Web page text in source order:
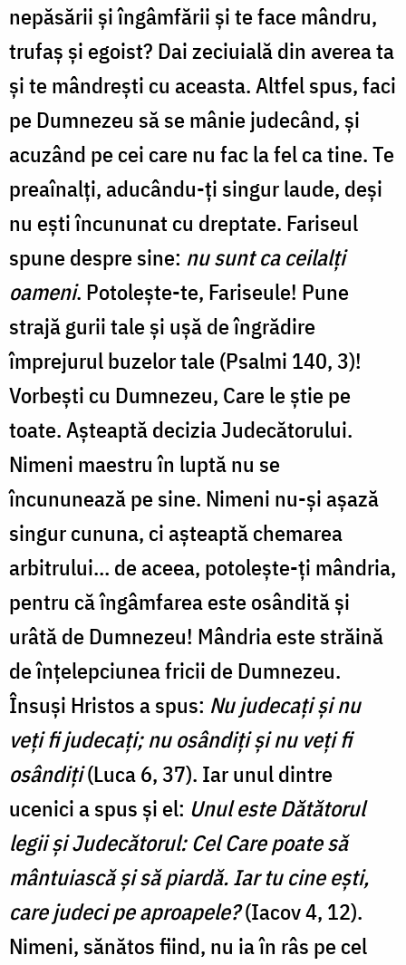
nepăsării și îngâmfării și te face mândru,
trufaș și egoist? Dai zeciuială din averea ta
și te mândrești cu aceasta. Altfel spus, faci
pe Dumnezeu să se mânie judecând, și
acuzând pe cei care nu fac la fel ca tine. Te
preaînalți, aducându-ți singur laude, deși
nu ești încununat cu dreptate. Fariseul
spune despre sine: nu sunt ca ceilalţi
oameni. Potolește-te, Fariseule! Pune
strajă gurii tale şi uşă de îngrădire
împrejurul buzelor tale (Psalmi 140, 3)!
Vorbești cu Dumnezeu, Care le știe pe
toate. Așteaptă decizia Judecătorului.
Nimeni maestru în luptă nu se
încununează pe sine. Nimeni nu-și așază
singur cununa, ci așteaptă chemarea
arbitrului… de aceea, potolește-ți mândria,
pentru că îngâmfarea este osândită și
urâtă de Dumnezeu! Mândria este străină
de înțelepciunea fricii de Dumnezeu.
Însuși Hristos a spus: Nu judecaţi şi nu
veţi fi judecaţi; nu osândiţi şi nu veţi fi
osândiţi(Luca 6, 37). Iar unul dintre
ucenici a spus și el: Unul este Dătătorul
legii şi Judecătorul: Cel Care poate să
mântuiască şi să piardă. Iar tu cine eşti,
care judeci pe aproapele?(Iacov 4, 12).
Nimeni, sănătos fiind, nu ia în râs pe cel